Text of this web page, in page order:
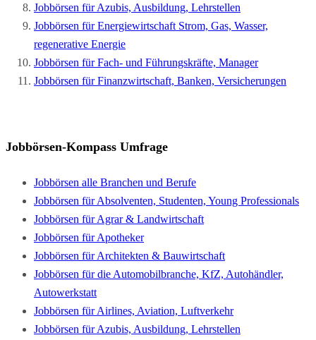
Jobbörsen für Azubis, Ausbildung, Lehrstellen
Jobbörsen für Energiewirtschaft Strom, Gas, Wasser,
regenerative Energie
Jobbörsen für Fach- und Führungskräfte, Manager
Jobbörsen für Finanzwirtschaft, Banken, Versicherungen
Jobbörsen-Kompass Umfrage
Jobbörsen alle Branchen und Berufe
Jobbörsen für Absolventen, Studenten, Young Professionals
Jobbörsen für Agrar & Landwirtschaft
Jobbörsen für Apotheker
Jobbörsen für Architekten & Bauwirtschaft
Jobbörsen für die Automobilbranche, KfZ, Autohändler,
Autowerkstatt
Jobbörsen für Airlines, Aviation, Luftverkehr
Jobbörsen für Azubis, Ausbildung, Lehrstellen